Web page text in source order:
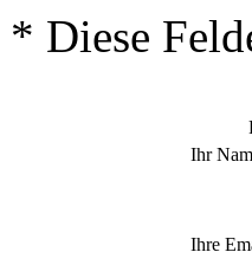
* Diese
Ihr
Ihre